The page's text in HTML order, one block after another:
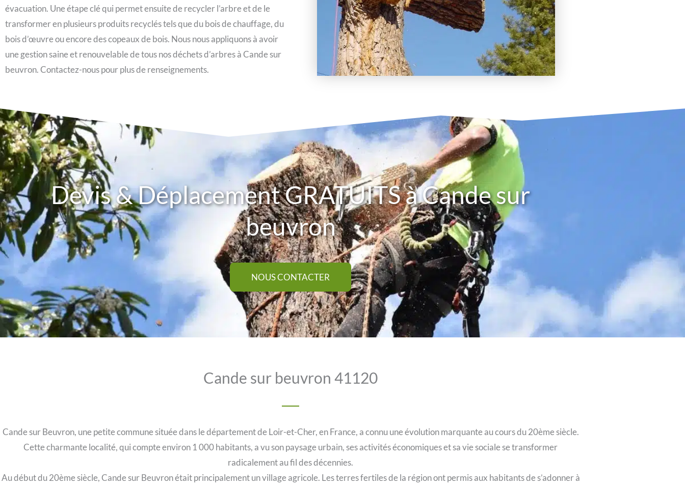
évacuation. Une étape clé qui permet ensuite de recycler l’arbre et de le
transformer en plusieurs produits recyclés tels que du bois de chauffage, du
bois d’œuvre ou encore des copeaux de bois. Nous nous appliquons à avoir
une gestion saine et renouvelable de tous nos déchets d’arbres à Cande sur
beuvron. Contactez-nous pour plus de renseignements.
Devis & Déplacement GRATUITS à Cande sur
beuvron
NOUS CONTACTER
Cande sur beuvron 41120
Cande sur Beuvron, une petite commune située dans le département de Loir-et-Cher, en France, a connu une évolution marquante au cours du 20ème siècle.
Cette charmante localité, qui compte environ 1 000 habitants, a vu son paysage urbain, ses activités économiques et sa vie sociale se transformer
radicalement au fil des décennies.
Au début du 20ème siècle, Cande sur Beuvron était principalement un village agricole. Les terres fertiles de la région ont permis aux habitants de s’adonner à